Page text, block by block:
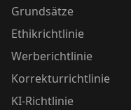
Grundsätze
Ethikrichtlinie
Werberichtlinie
Korrekturrichtlinie
KI-Richtlinie